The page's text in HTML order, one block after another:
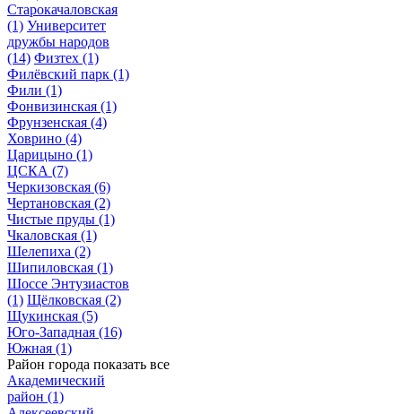
Старокачаловская
(1) Университет
дружбы народов
(14) Физтех (1)
Филёвский парк (1)
Фили (1)
Фонвизинская (1)
Фрунзенская (4)
Ховрино (4)
Царицыно (1)
ЦСКА (7)
Черкизовская (6)
Чертановская (2)
Чистые пруды (1)
Чкаловская (1)
Шелепиха (2)
Шипиловская (1)
Шоссе Энтузиастов
(1) Щёлковская (2)
Щукинская (5)
Юго-Западная (16)
Южная (1)
Район города показать все
Академический
район (1)